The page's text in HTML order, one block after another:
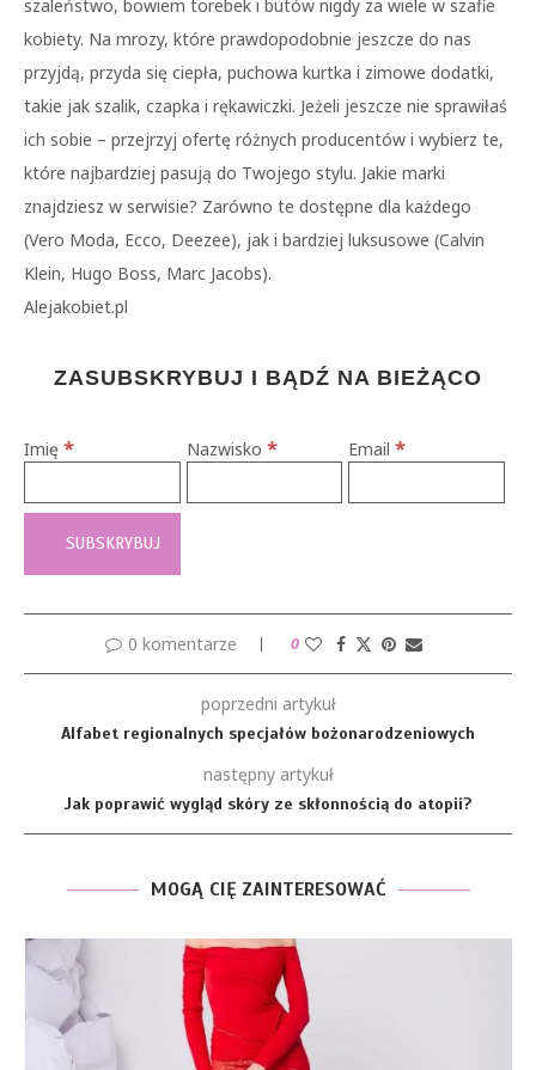
szaleństwo, bowiem torebek i butów nigdy za wiele w szafie
kobiety. Na mrozy, które prawdopodobnie jeszcze do nas
przyjdą, przyda się ciepła, puchowa kurtka i zimowe dodatki,
takie jak szalik, czapka i rękawiczki. Jeżeli jeszcze nie sprawiłaś
ich sobie – przejrzyj ofertę różnych producentów i wybierz te,
które najbardziej pasują do Twojego stylu. Jakie marki
znajdziesz w serwisie? Zarówno te dostępne dla każdego
(Vero Moda, Ecco, Deezee), jak i bardziej luksusowe (Calvin
Klein, Hugo Boss, Marc Jacobs).
Alejakobiet.pl
ZASUBSKRYBUJ I BĄDŹ NA BIEŻĄCO
Imię * Nazwisko * Email*
0 komentarze 0
poprzedni artykuł
Alfabet regionalnych specjałów bożonarodzeniowych
następny artykuł
Jak poprawić wygląd skóry ze skłonnością do atopii?
MOGĄ CIĘ ZAINTERESOWAĆ